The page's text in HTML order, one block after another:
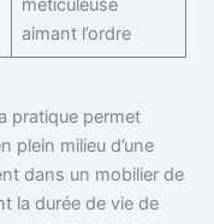
méticuleuse
aimant l’ordre
pratique permet
plein milieu d’une
dans un mobilier de
la durée de vie de